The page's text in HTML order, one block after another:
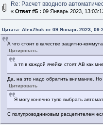
Re: Расчет вводного
«Ответ #5 : 09 Январь 2023,
Цитата: AlexZhuk от 09 Январь 2023,
А что стоит в качестве защитно-
Цитировать
а тп в каждой ячейки стоят АВ как
Да, на это надо обратить внимание. Но
Цитировать
Я могу конечно тупо выбрать
С полупроводниковым расцепителем